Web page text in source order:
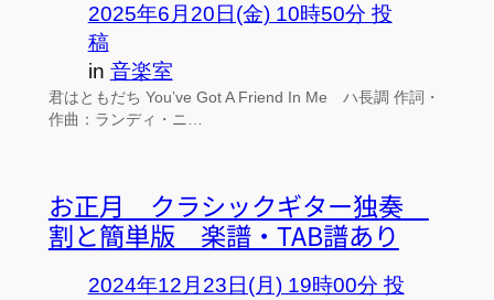
2025年6月20日(金) 10時50分 投
稿
in 音楽室
君はともだち You’ve Got A Friend In Me ハ長調 作詞・
作曲：ランディ・ニ…
お正月 クラシックギター独奏
割と簡単版 楽譜・TAB譜あり
2024年12月23日(月) 19時00分 投